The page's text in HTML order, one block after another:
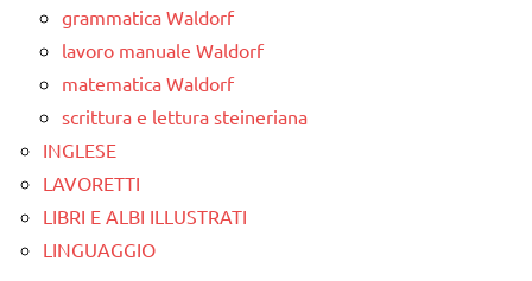
grammatica Waldorf
lavoro manuale Waldorf
matematica Waldorf
scrittura e lettura steineriana
INGLESE
LAVORETTI
LIBRI E ALBI ILLUSTRATI
LINGUAGGIO